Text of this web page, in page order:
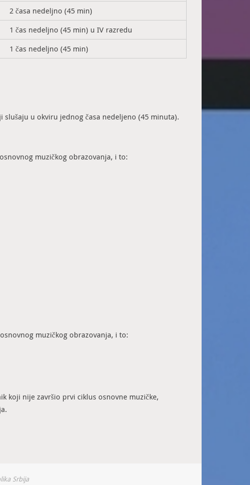
2 časa nedeljno (45 min)
1 čas nedeljno (45 min) u IV razredu
1 čas nedeljno (45 min)
u okviru jednog časa nedeljeno (45 minuta).
muzičkog obrazovanja, i to:
muzičkog obrazovanja, i to:
koji nije završio prvi ciklus osnovne muzičke,
Srbija